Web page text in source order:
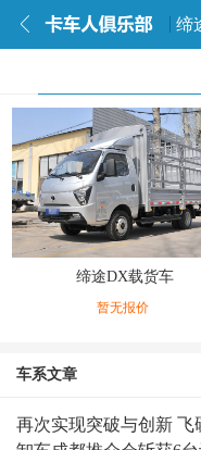
缔
缔途DX载货车
暂无报价
车系文章
再次实现突破与创新 飞